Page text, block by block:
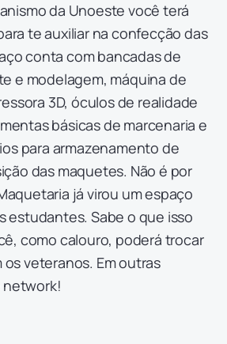
da Unoeste você terá
te auxiliar na confecção das
conta com bancadas de
e modelagem, máquina de
3D, óculos de realidade
básicas de marcenaria e
para armazenamento de
das maquetes. Não é por
já virou um espaço
estudantes. Sabe o que isso
como calouro, poderá trocar
veteranos. Em outras
network!